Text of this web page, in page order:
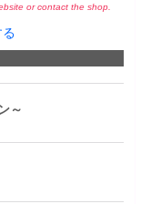
or contact the shop.
～